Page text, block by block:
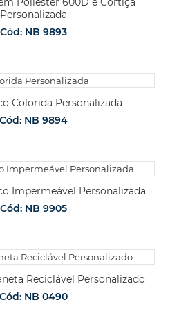
Personalizada
Cód: NB 9893
Colorida Personalizada
Cód: NB 9894
Impermeável Personalizada
Cód: NB 9905
Reciclável Personalizado
Cód: NB 0490